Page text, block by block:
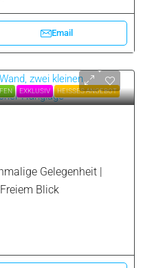
Email
EXKLUSIV HEISSES ANGEBOT
Gelegenheit |
Blick